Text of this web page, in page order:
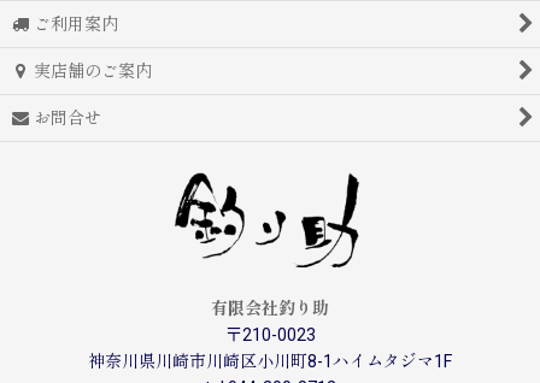
ご利用案内
実店舗のご案内
お問合せ
有限会社釣り助
〒210-0023
神奈川県川崎市川崎区小川町8-1ハイムタジマ1F